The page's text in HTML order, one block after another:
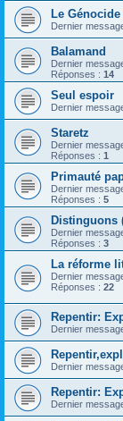
Le
Dernier
Balamand
Dernier
Réponses : 14
Seul espoir
Dernier
Staretz
Dernier
Réponses : 1
Primauté
Dernier
Réponses : 5
Distinguons
Dernier
Réponses : 3
La réforme
Dernier
Réponses : 22
Repentir:
Dernier
Dernier
Repentir:
Dernier